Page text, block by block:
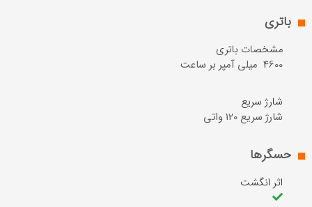
باتری
مشخصات باتری
4600  ميلی آمپر بر ساعت
شارژ سریع
شارژ سریع 120 واتی
حسگر‌ها
اثر انگشت